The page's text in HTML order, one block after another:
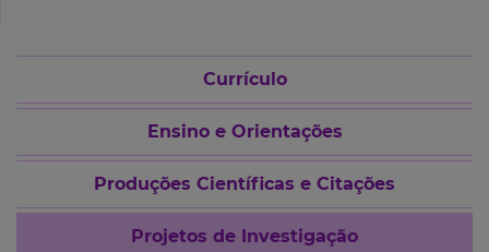
Currículo
Ensino e Orientações
Produções Científicas e Citações
Projetos de Investigação